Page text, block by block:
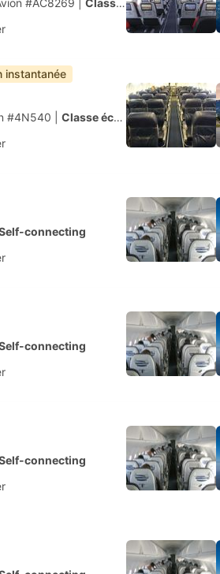
#AC8269 Classe économique
instantanée
#4N540 Classe économique
connecting
connecting
connecting